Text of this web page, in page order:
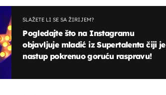
SLAŽETE LI SE SA ŽIRIJEM?
Pogledajte što na Instagramu
objavljuje mladić iz Supertalenta čiji je
nastup pokrenuo goruću raspravu!